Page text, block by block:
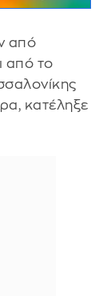
από
από το
κατέληξε